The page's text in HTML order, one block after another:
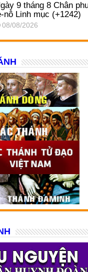
9 tháng 8 Chân
nô Linh mục (+1242)
08/08/2026